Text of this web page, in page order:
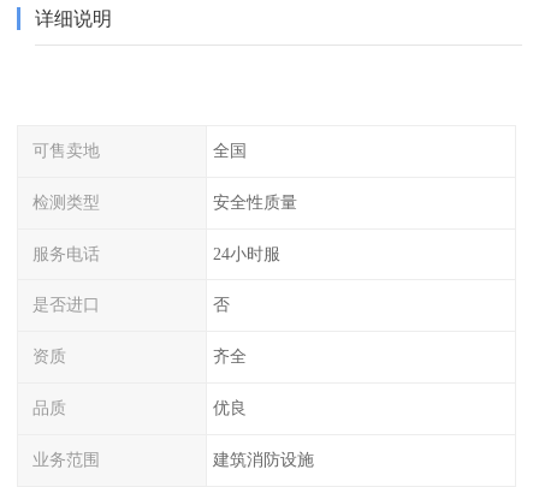
详细说明
可售卖地 全国
检测类型 安全性质量
服务电话 24小时服
是否进口 否
资质 齐全
品质 优良
业务范围 建筑消防设施